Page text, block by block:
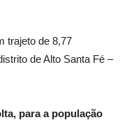
trajeto de 8,77
de Alto Santa Fé –
para a população